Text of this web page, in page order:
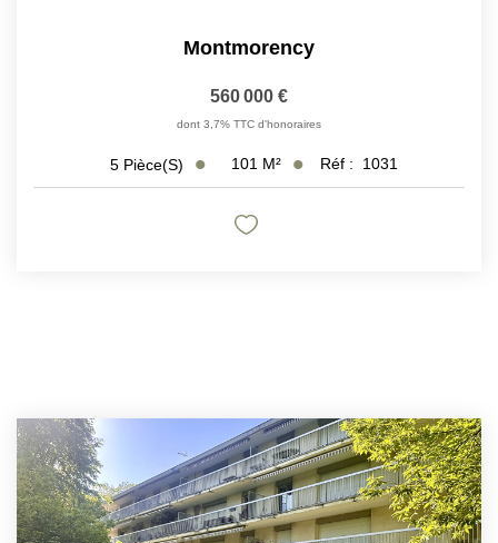
Montmorency
560 000 €
dont 3,7% TTC d'honoraires
5 Pièce(s) 101 M² Réf : 1031